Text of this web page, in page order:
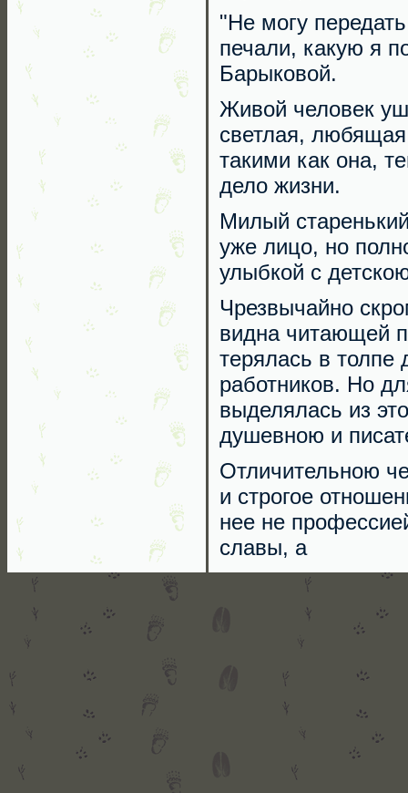
"Не могу
печали, какую я
Барыковой.
Живой человек
светлая,
такими как она,
дело жизни.
Милый
уже лицо, но
улыбкой с
Чрезвычайно
видна читающей
терялась в толпе
работников. Но
выделялась из
душевною и
Отличительною
и строгое
нее не
славы, а